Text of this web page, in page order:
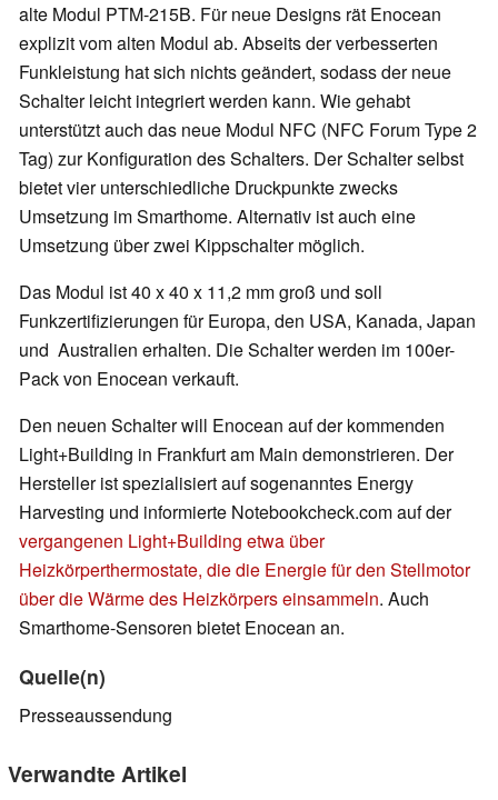
alte Modul PTM-215B. Für neue Designs rät Enocean
explizit vom alten Modul ab. Abseits der verbesserten
Funkleistung hat sich nichts geändert, sodass der neue
Schalter leicht integriert werden kann. Wie gehabt
unterstützt auch das neue Modul NFC (NFC Forum Type 2
Tag) zur Konfiguration des Schalters. Der Schalter selbst
bietet vier unterschiedliche Druckpunkte zwecks
Umsetzung im Smarthome. Alternativ ist auch eine
Umsetzung über zwei Kippschalter möglich.
Das Modul ist 40 x 40 x 11,2 mm groß und soll
Funkzertifizierungen für Europa, den USA, Kanada, Japan
und Australien erhalten. Die Schalter werden im 100er-
Pack von Enocean verkauft.
Den neuen Schalter will Enocean auf der kommenden
Light+Building in Frankfurt am Main demonstrieren. Der
Hersteller ist spezialisiert auf sogenanntes Energy
Harvesting und informierte Notebookcheck.com auf der
vergangenen Light+Building etwa über
Heizkörperthermostate, die die Energie für den Stellmotor
über die Wärme des Heizkörpers einsammeln. Auch
Smarthome-Sensoren bietet Enocean an.
Quelle(n)
Presseaussendung
Verwandte Artikel